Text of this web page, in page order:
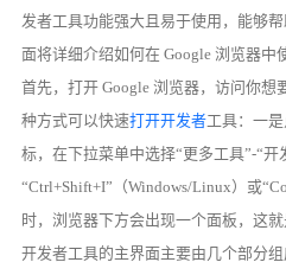
发者工具功能强大且易于使用，能够
面将详细介绍如何在 Google 浏览器中
首先，打开 Google 浏览器，访问你
种方式可以快速打开开发者工具：一
标，在下拉菜单中选择“更多工具”-“
“Ctrl+Shift+I”（Windows/Linux）或
时，浏览器下方会出现一个面板，这就
开发者工具的主界面主要由几个部分